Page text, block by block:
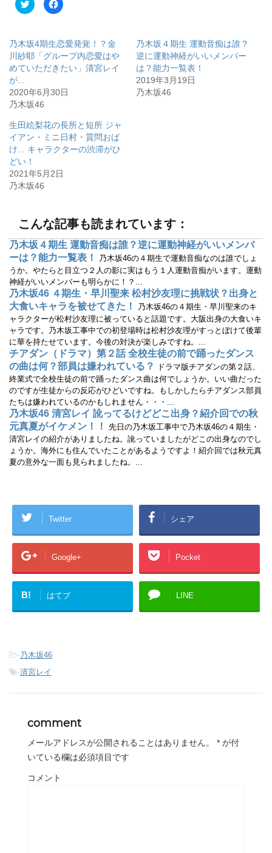
ク
リ
て
T
w
i
r
で
共
新
い
ウ
ィ
ン
ド
ウ
で
開
F
a
o
o
で
共
有
る
に
ッ
ク
し
て
く
さ
い
ィ
ン
ウ
で
開
ま
す
)
乃木坂4期生恋愛発覚！？金
川紗耶「グループ内恋愛はや
めていただきたい」清宮レイ
が...
2020年6月30日
乃木坂46
乃木坂４期生 運動音痴は誰？
逆に運動神経がいいメンバー
は？能力一覧表！
2019年3月19日
乃木坂46
生田絵梨花の長所と短所 ジャ
イアン・ミニ日村・質問おば
け... キャラクターの渋滞がひ
どい！
2021年5月2日
乃木坂46
こんな記事も読まれています：
乃木坂４期生 運動音痴は誰？逆に運動神経がいいメンバ
ーは？能力一覧表！
乃木坂46の４期生で運動音痴なのは誰でしょ
うか。やたらと目立つ２人の影に実はもう１人運動音痴がいます。運動
神経がいいメンバーも明らかに！？...
乃木坂46 ４期生・早川聖来 松村沙友理に挑戦状？出身と
大食いキャラを被せてきた！
乃木坂46の４期生・早川聖来のキ
ャラクターが松村沙友理に被っていると話題です。大阪出身の大食いキ
ャラです。乃木坂工事中での初登場時は松村沙友理がすっとぼけて後輩
に華を持たせています。今後の対決が楽しみですね。...
チアダン（ドラマ）第２話 全校生徒の前で踊ったダンス
の曲は何？部員は嫌われている？
ドラマ版チアダンの第２話、
終業式で全校生徒の前で踊ったダンス曲は何でしょうか。いい曲だった
のですが生徒からの反応がひどいですね。もしかしたらチアダンス部員
たちは嫌われているのかもしれません・・・...
乃木坂46 清宮レイ 訛ってるけどどこ出身？紹介回での秋
元真夏がイケメン！！ 先日の乃木坂工事中で乃木坂46の４期生・
清宮レイの紹介がありましたね。訛っていましたがどこの出身なのでし
ょうか。海外にも住んでいたことがあるようですよ！紹介回では秋元真
夏の意外な一面も見られましたね。...
Twitter シェア
Google+ Pocket
B! はてブ LINE
-乃木坂46
-清宮レイ
comment
メールアドレスが公開されることはありません。 * が付
いている欄は必須項目です
コメント